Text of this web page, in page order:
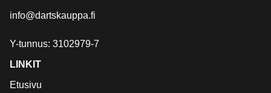
info@dartskauppa.fi
Y-tunnus: 3102979-7
LINKIT
Etusivu